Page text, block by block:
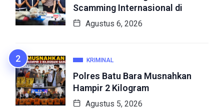
Scamming Internasional di
Agustus 6, 2026
KRIMINAL
Polres Batu Bara Musnahkan
Hampir 2 Kilogram
Agustus 5, 2026